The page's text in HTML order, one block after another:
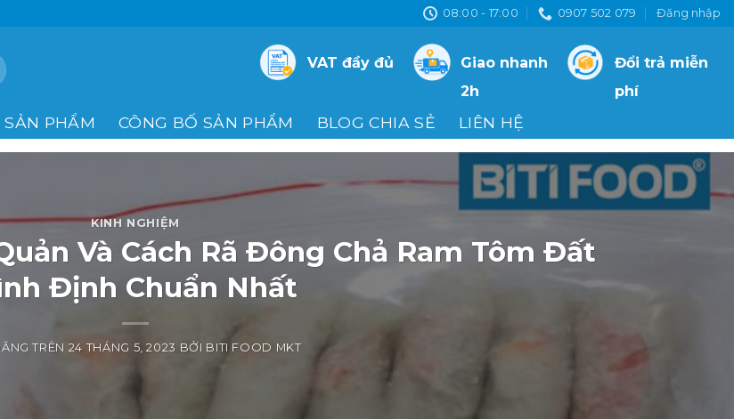
08:00 - 17:00 0907 502 079 Đăng nhập
VAT đầy đủ
Giao nhanh
2h
Đổi trả miễn
phí
SẢN PHẨM CÔNG BỐ SẢN PHẨM BLOG CHIA SẺ LIÊN HỆ
KINH NGHIỆM
Và Cách Rã Đông Chả Ram Tôm Đất
Định Chuẩn Nhất
TRÊN 24 THÁNG 5, 2023 BỞI BITI FOOD MKT